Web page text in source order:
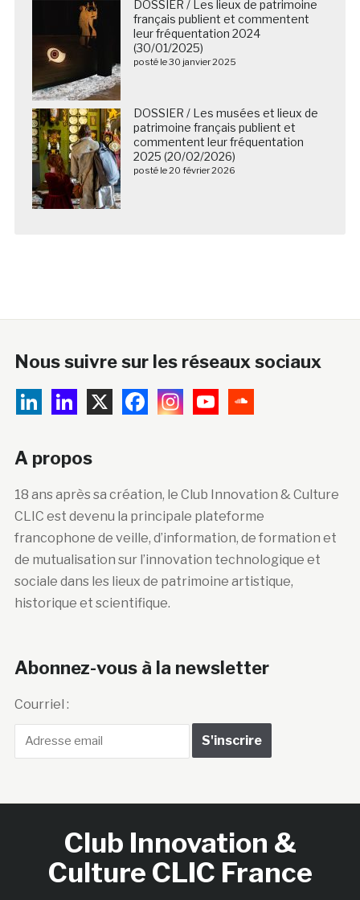
DOSSIER / Les lieux de patrimoine
français publient et commentent
leur fréquentation 2024
(30/01/2025)
posté le 30 janvier 2025
DOSSIER / Les musées et lieux de
patrimoine français publient et
commentent leur fréquentation
2025 (20/02/2026)
posté le 20 février 2026
Nous suivre sur les réseaux sociaux
A propos
18 ans après sa création, le Club Innovation & Culture
CLIC est devenu la principale plateforme
francophone de veille, d’information, de formation et
de mutualisation sur l’innovation technologique et
sociale dans les lieux de patrimoine artistique,
historique et scientifique.
Abonnez-vous à la newsletter
Courriel :
Club Innovation &
Culture CLIC France